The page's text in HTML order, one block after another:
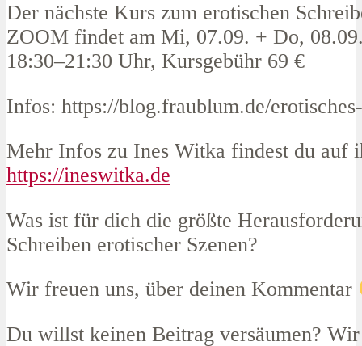
Der nächste Kurs zum erotischen
ZOOM findet am Mi, 07.09. + Do,
18:30–21:30 Uhr, Kursgebühr 69 €
Infos: https://blog.fraublum.de/
Mehr Infos zu Ines Witka findest du auf
https://ineswitka.de
Was ist für dich die größte
Schreiben erotischer Szenen?
Wir freuen uns, über deinen Kommentar
Du willst keinen Beitrag versäumen?